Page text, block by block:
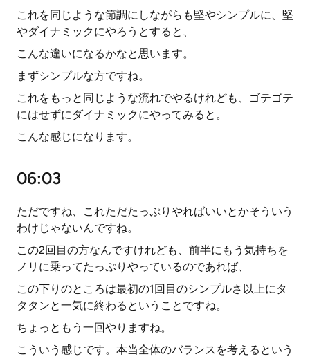
これを同じような節調にしながらも堅やシンプルに、堅
やダイナミックにやろうとすると、
こんな違いになるかなと思います。
まずシンプルな方ですね。
これをもっと同じような流れでやるけれども、ゴテゴテ
にはせずにダイナミックにやってみると。
こんな感じになります。
06:03
ただですね、これただたっぷりやればいいとかそういう
わけじゃないんですね。
この2回目の方なんですけれども、前半にもう気持ちを
ノリに乗ってたっぷりやっているのであれば、
この下りのところは最初の1回目のシンプルさ以上にタ
タタンと一気に終わるということですね。
ちょっともう一回やりますね。
こういう感じです。本当全体のバランスを考えるという